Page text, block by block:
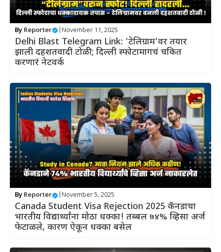
By Reporter November 11, 2025
Delhi Blast Telegram Link: ‘टेलिग्राम’वर तयार
झाली दहशतवादी टोळी; दिल्ली स्फोटामागचं चकित
करणारं नेटवर्क
By Reporter November 5, 2025
Canada Student Visa Rejection 2025 कॅनडाचा
भारतीय विद्यार्थ्यांना मोठा धक्का! तब्बल ७४% व्हिसा अर्ज
फेटाळले, कारण ऐकून धक्का बसेल